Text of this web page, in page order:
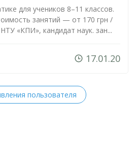
для учеников 8–11 классов.
занятий — от 170 грн /
«КПИ», кандидат наук. зан...
17.01.20
пользователя